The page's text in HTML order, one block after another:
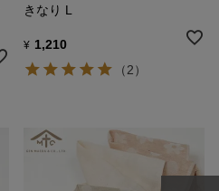
きなり L
¥ 1,210
（2）